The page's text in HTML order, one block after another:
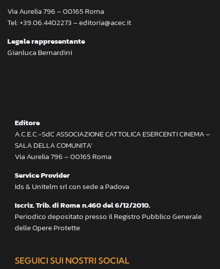
Via Aurelia 796 – 00165 Roma
Tel: +39.06.4402273 – editoria@acec.it
Legale rappresentante
Gianluca Bernardini
Editore
A.C.E.C.-SdC ASSOCIAZIONE CATTOLICA ESERCENTI CINEMA –
SALA DELLA COMUNITA’
Via Aurelia 796 – 00165 Roma
Service Provider
Ids & Unitelm srl con sede a Padova
Iscriz. Trib. di Roma n.460 del 6/12/2010.
Periodico depositato presso il Registro Pubblico Generale
delle Opere Protette
SEGUICI SUI NOSTRI SOCIAL